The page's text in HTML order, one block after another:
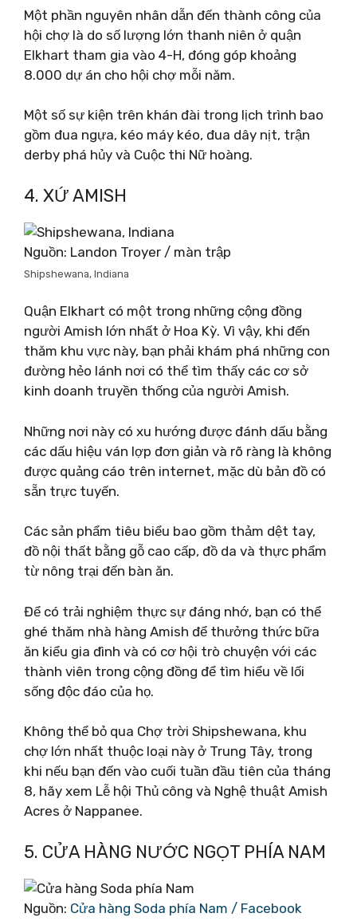
Một phần nguyên nhân dẫn đến thành công của
hội chợ là do số lượng lớn thanh niên ở quận
Elkhart tham gia vào 4-H, đóng góp khoảng
8.000 dự án cho hội chợ mỗi năm.
Một số sự kiện trên khán đài trong lịch trình bao
gồm đua ngựa, kéo máy kéo, đua dây nịt, trận
derby phá hủy và Cuộc thi Nữ hoàng.
4. XỨ AMISH
Nguồn: Landon Troyer / màn trập
Shipshewana, Indiana
Quận Elkhart có một trong những cộng đồng
người Amish lớn nhất ở Hoa Kỳ. Vì vậy, khi đến
thăm khu vực này, bạn phải khám phá những con
đường hẻo lánh nơi có thể tìm thấy các cơ sở
kinh doanh truyền thống của người Amish.
Những nơi này có xu hướng được đánh dấu bằng
các dấu hiệu ván lợp đơn giản và rõ ràng là không
được quảng cáo trên internet, mặc dù bản đồ có
sẵn trực tuyến.
Các sản phẩm tiêu biểu bao gồm thảm dệt tay,
đồ nội thất bằng gỗ cao cấp, đồ da và thực phẩm
từ nông trại đến bàn ăn.
Để có trải nghiệm thực sự đáng nhớ, bạn có thể
ghé thăm nhà hàng Amish để thưởng thức bữa
ăn kiểu gia đình và có cơ hội trò chuyện với các
thành viên trong cộng đồng để tìm hiểu về lối
sống độc đáo của họ.
Không thể bỏ qua Chợ trời Shipshewana, khu
chợ lớn nhất thuộc loại này ở Trung Tây, trong
khi nếu bạn đến vào cuối tuần đầu tiên của tháng
8, hãy xem Lễ hội Thủ công và Nghệ thuật Amish
Acres ở Nappanee.
5. CỬA HÀNG NƯỚC NGỌT PHÍA NAM
Nguồn: Cửa hàng Soda phía Nam / Facebook